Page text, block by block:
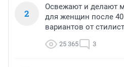
2
Освежают и делают
для женщин после
вариантов от
25 365 3